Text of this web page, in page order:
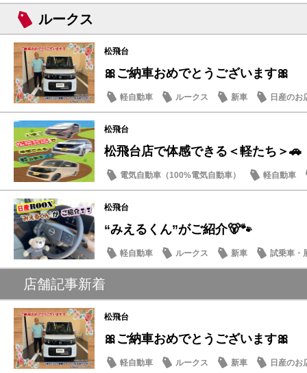
ルークス
松飛台
🎀ご納車おめでとうございます🎀
軽自動車 ルークス 新車 日産のお
松飛台
松飛台店で体感できる＜軽たち＞🚗
電気自動車（100%電気自動車）
軽自動車
サクラ
松飛台
“みえるくん”がご紹介🐻🐾
軽自動車 ルークス 新車 試乗車・
店舗記事新着
松飛台
🎀ご納車おめでとうございます🎀
軽自動車 ルークス 新車 日産のお